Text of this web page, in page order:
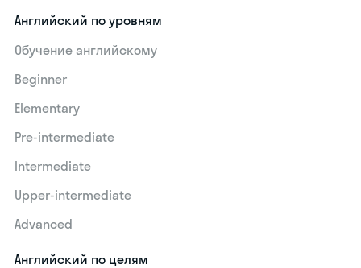
Английский по уровням
Обучение английскому
Beginner
Elementary
Pre-intermediate
Intermediate
Upper-intermediate
Advanced
Английский по целям